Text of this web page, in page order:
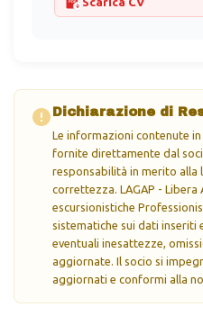
PDF
Dichiarazione di
Le informazioni contenute
fornite direttamente dal
responsabilità in merito alla
correttezza. LAGAP - Libera
escursionistiche
sistematiche sui dati inseriti
eventuali inesattezze,
aggiornate. Il socio si
aggiornati e conformi alla